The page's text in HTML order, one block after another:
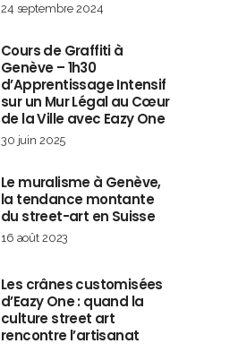
24 septembre 2024
Cours de Graffiti à
Genève – 1h30
d’Apprentissage Intensif
sur un Mur Légal au Cœur
de la Ville avec Eazy One
30 juin 2025
Le muralisme à Genève,
la tendance montante
du street-art en Suisse
16 août 2023
Les crânes customisées
d’Eazy One : quand la
culture street art
rencontre l’artisanat